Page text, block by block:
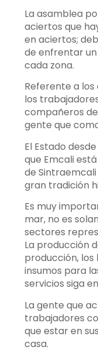
La asamblea
aciertos que
en aciertos;
de enfrentar
cada zona.
Referente a
los
compañeros
gente que
El Estado
que Emcali
de Sintraemcali
gran tradición
Es muy
mar, no es
sectores
La producción
producción,
insumos para
servicios siga
La gente que
trabajadores
que estar en
casa.